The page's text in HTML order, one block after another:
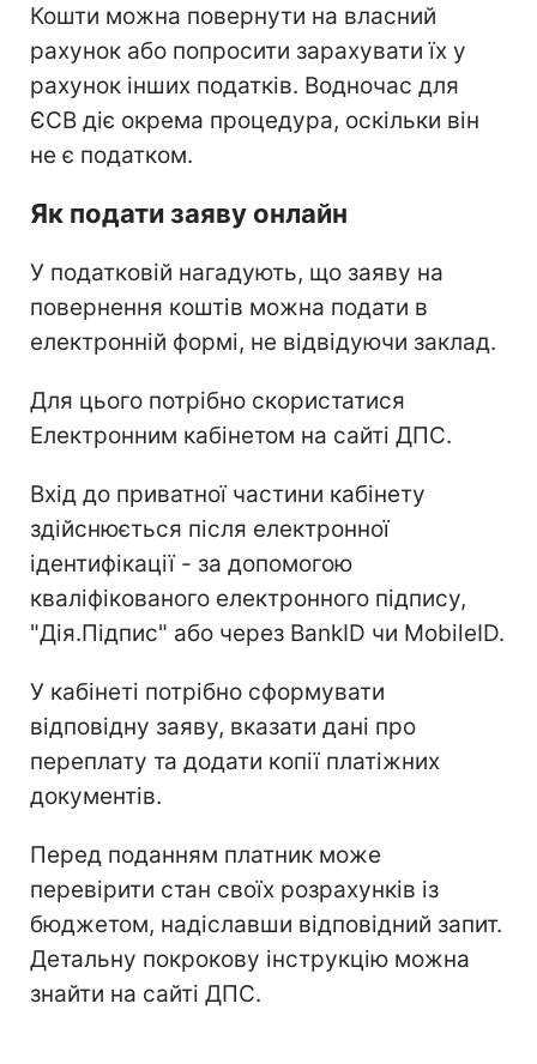
Кошти можна повернути на власний
рахунок або попросити зарахувати їх у
рахунок інших податків. Водночас для
ЄСВ діє окрема процедура, оскільки він
не є податком.
Як подати заяву онлайн
У податковій нагадують, що заяву на
повернення коштів можна подати в
електронній формі, не відвідуючи заклад.
Для цього потрібно скористатися
Електронним кабінетом на сайті ДПС.
Вхід до приватної частини кабінету
здійснюється після електронної
ідентифікації - за допомогою
кваліфікованого електронного підпису,
"Дія.Підпис" або через BankID чи MobileID.
У кабінеті потрібно сформувати
відповідну заяву, вказати дані про
переплату та додати копії платіжних
документів.
Перед поданням платник може
перевірити стан своїх розрахунків із
бюджетом, надіславши відповідний запит.
Детальну покрокову інструкцію можна
знайти на сайті ДПС.